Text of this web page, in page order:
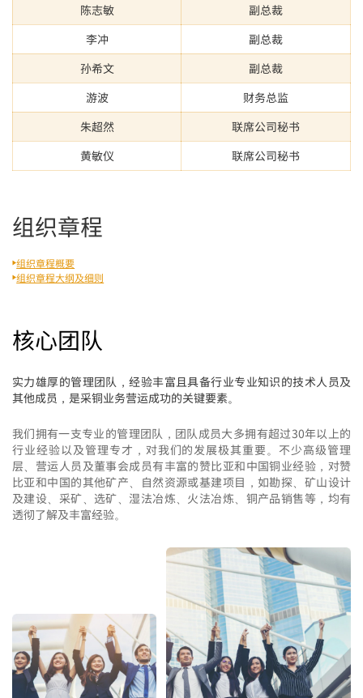
陈志敏
副总裁
李冲
副总裁
孙希文
副总裁
游波
财务总监
朱超然
联席公司秘书
黄敏仪
联席公司秘书
组织章程
组织章程概要
组织章程大纲及细则
核心团队
实力雄厚的管理团队，经验丰富且具备行业专业知识的技术人员及
其他成员，是采铜业务营运成功的关键要素。
我们拥有一支专业的管理团队，团队成员大多拥有超过30年以上的
行业经验以及管理专才，对我们的发展极其重要。不少高级管理
层、营运人员及董事会成员有丰富的赞比亚和中国铜业经验，对赞
比亚和中国的其他矿产、自然资源或基建项目，如勘探、矿山设计
及建设、采矿、选矿、湿法冶炼、火法冶炼、铜产品销售等，均有
透彻了解及丰富经验。